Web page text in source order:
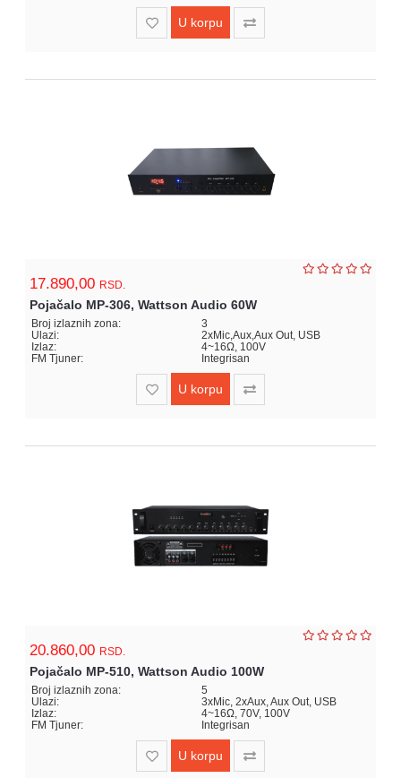
Kuca
kapije
Sve
kategorije
U korpu
17.890,00 RSD.
Pojačalo MP-306, Wattson Audio 60W
Broj izlaznih zona:
3
Ulazi:
2xMic,Aux,Aux Out, USB
Izlaz:
4~16Ω, 100V
FM Tjuner:
Integrisan
U korpu
20.860,00 RSD.
Pojačalo MP-510, Wattson Audio 100W
Broj izlaznih zona:
5
Ulazi:
3xMic, 2xAux, Aux Out, USB
Izlaz:
4~16Ω, 70V, 100V
FM Tjuner:
Integrisan
U korpu